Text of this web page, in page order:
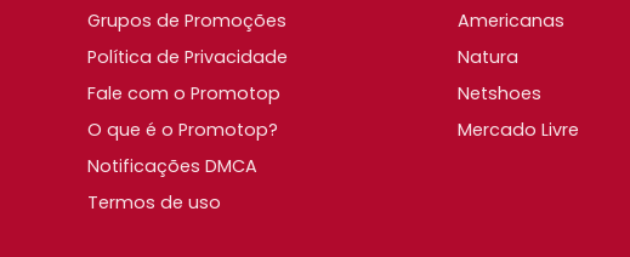
Grupos de Promoções
Política de Privacidade
Fale com o Promotop
O que é o Promotop?
Notificações DMCA
Termos de uso
Americanas
Natura
Netshoes
Mercado Livre